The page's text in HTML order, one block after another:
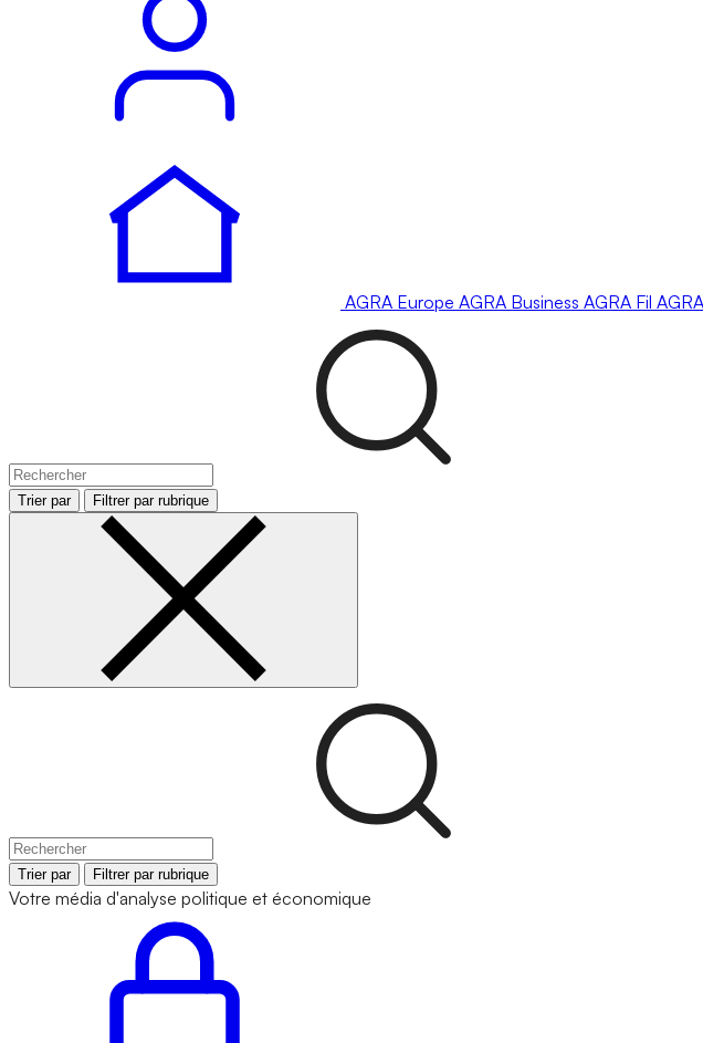
AGRA Europe AGRA Business AGRA Fil AGRA
Trier par Filtrer par rubrique
Trier par Filtrer par rubrique
Votre média d'analyse politique et économique